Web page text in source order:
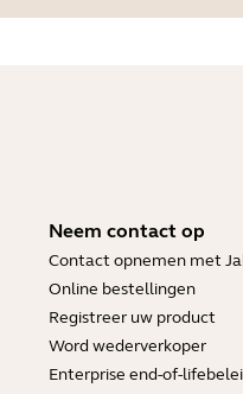
Neem contact op
Contact opnemen met
Online bestellingen
Registreer uw product
Word wederverkoper
Enterprise end-of-